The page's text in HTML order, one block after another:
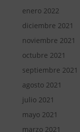
enero 2022
diciembre 2021
noviembre 2021
octubre 2021
septiembre 2021
agosto 2021
julio 2021
mayo 2021
marzo 2021